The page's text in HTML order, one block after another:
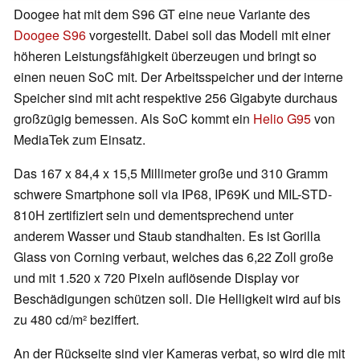
Doogee hat mit dem S96 GT eine neue Variante des
Doogee S96vorgestellt. Dabei soll das Modell mit einer
höheren Leistungsfähigkeit überzeugen und bringt so
einen neuen SoC mit. Der Arbeitsspeicher und der interne
Speicher sind mit acht respektive 256 Gigabyte durchaus
großzügig bemessen. Als SoC kommt ein Helio G95von
MediaTek zum Einsatz.
Das 167 x 84,4 x 15,5 Millimeter große und 310 Gramm
schwere Smartphone soll via IP68, IP69K und MIL-STD-
810H zertifiziert sein und dementsprechend unter
anderem Wasser und Staub standhalten. Es ist Gorilla
Glass von Corning verbaut, welches das 6,22 Zoll große
und mit 1.520 x 720 Pixeln auflösende Display vor
Beschädigungen schützen soll. Die Helligkeit wird auf bis
zu 480 cd/m² beziffert.
An der Rückseite sind vier Kameras verbat, so wird die mit